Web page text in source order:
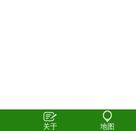
关于 地图